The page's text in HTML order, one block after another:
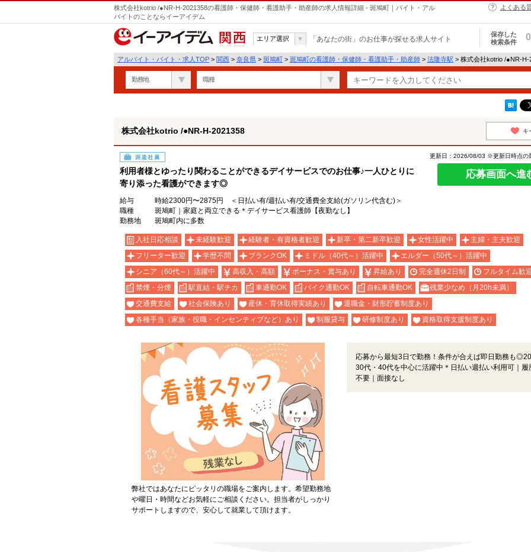
株式会社kotrio /●NR-H-2021358の看護師・保健師・看護助手・助産師の求人情報詳細 - 斑鳩町｜バイト・アル
バイトのことならイーアイデム
よくある
関西
エリア選択 「あなたの街」のお仕事が探せる求人サイト
保存した
検索条件
0
アルバイト・バイト・求人TOP > 関西 > 奈良県 > 斑鳩町 > 斑鳩町の看護師・保健師・看護助手・助産師 > 法隆寺駅 > 株式会社kotrio /●NR-
勤務地 職種
株式会社kotrio /●NR-H-2021358 キ
派遣社員
利用者様とゆったり関わることができるデイサービスでのお仕事♪一人ひとりに
寄り添った看護ができます◎
更新日：2026/08/03 ※更新日時点の
応募画面へ進
給与
時給2300円〜2875円 ＜日払い有/週払い有/交通費全支給(ガソリン代含む)＞
職種
斑鳩町｜家庭と両立できる＊デイサービス看護師【夜勤なし】
勤務地
斑鳩町内に多数
入社日応相談 未経験歓迎 経験者・有資格者歓迎 新卒・第二新卒歓迎 女性活躍中
主婦・主夫歓迎
フリーター歓迎
学歴不問 ブランクOK ミドル（40代～）活躍中
エルダー（50代～）活躍中
シニア（60代～）活躍中
高収入・高額 ボーナス・賞与あり 昇給あり 完全週休2日制
フルタイム歓
禁煙・分煙
駅直結・駅チカ 車通勤OK バイク通勤OK 自転車通勤OK
残業少なめ（月20h未満）
交通費支給
社会保険あり 産休・育休取得実績あり
退職金・財形貯蓄制度あり
各種手当（家族・役職・インセンティブなど）あり
制服貸与 研修制度あり 資格取得支援制度あり
弊社ではあなたにピッタリの職場をご案内します。希望勤務地
や曜日・時間などお気軽にご相談ください。担当者がしっかり
サポートしますので、安心して就業して頂けます。
応募から最短3日で勤務！条件が合えば即日勤務も◎20
30代・40代を中心に活躍中＊日払い週払い利用可｜履
不要｜面接なし